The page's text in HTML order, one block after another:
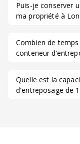
Puis-je conserver
ma propriété à
Combien de
conteneur
Quelle est la
d'entreposage de